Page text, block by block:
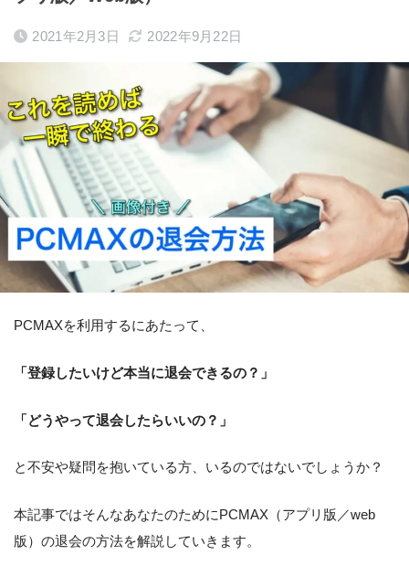
2021年2月3日 2022年9月22日
PCMAXを利用するにあたって、
「登録したいけど本当に退会できるの？」
「どうやって退会したらいいの？」
と不安や疑問を抱いている方、いるのではないでしょうか？
本記事ではそんなあなたのためにPCMAX（アプリ版／web
版）の退会の方法を解説していきます。